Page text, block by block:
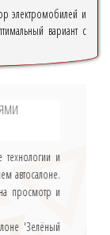
электромобилей и
вариант с
технологии и
автосалоне.
просмотр и
'Зелёный